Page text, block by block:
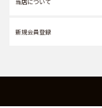
新規会員登録